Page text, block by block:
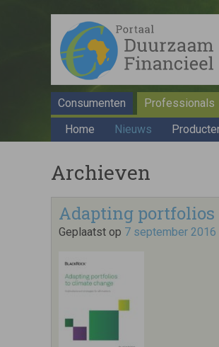
Consumenten
Professionals
Home
Nieuws
Archieven
Adapting
Geplaatst op 7 september 2016